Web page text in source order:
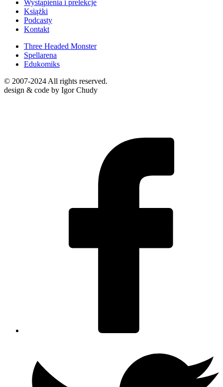
Wystąpienia i prelekcje
Książki
Podcasty
Kontakt
Three Headed Monster
Spellarena
Edukomiks
© 2007-2024 All rights reserved.
design & code by Igor Chudy